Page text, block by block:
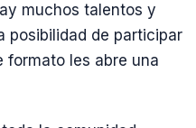
muchos talentos y
posibilidad de participar
formato les abre una